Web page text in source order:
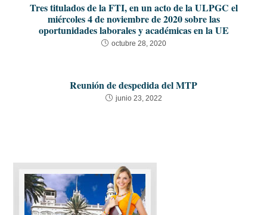
Tres titulados de la FTI, en un acto de la ULPGC el
miércoles 4 de noviembre de 2020 sobre las
oportunidades laborales y académicas en la UE
octubre 28, 2020
Reunión de despedida del MTP
junio 23, 2022